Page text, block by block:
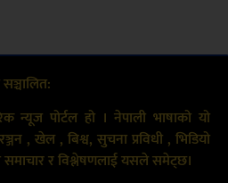
सञ्चालित:
न्यूज पोर्टल हो । नेपाली भाषाको यो
, खेल , बिश्व, सुचना प्रविधी , भिडियो
समाचार र विश्लेषणलाई यसले समेट्छ।